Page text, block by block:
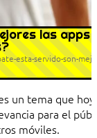
las apps
esta-servido-son-
un tema que
para el
móviles.